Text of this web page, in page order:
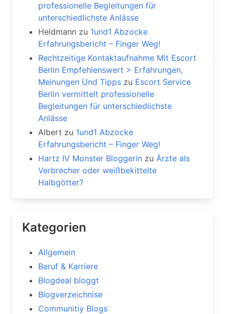
professionelle Begleitungen für
unterschiedlichste Anlässe
Heldmann zu 1und1 Abzocke
Erfahrungsbericht – Finger Weg!
Rechtzeitige Kontaktaufnahme Mit Escort
Berlin Empfehlenswert > Erfahrungen,
Meinungen Und Tipps zu Escort Service
Berlin vermittelt professionelle
Begleitungen für unterschiedlichste
Anlässe
Albert zu 1und1 Abzocke
Erfahrungsbericht – Finger Weg!
Hartz IV Monster Bloggerin zu Ärzte als
Verbrecher oder weißbekittelte
Halbgötter?
Kategorien
Allgemein
Beruf & Karriere
Blogdeal bloggt
Blogverzeichnise
Communitiy Blogs